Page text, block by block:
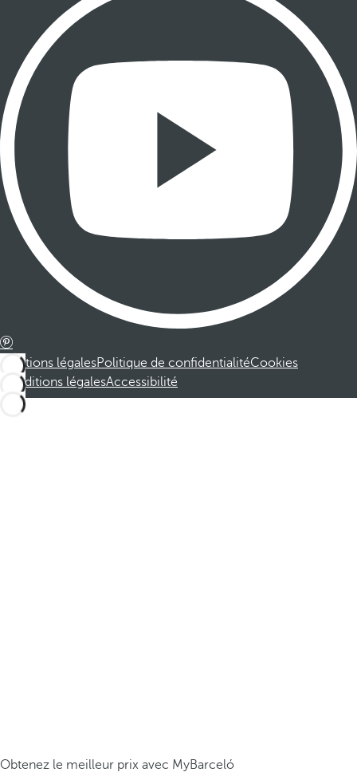
Mentions légalesPolitique de confidentialitéCookies
Conditions légalesAccessibilité
Obtenez le meilleur prix avec MyBarceló